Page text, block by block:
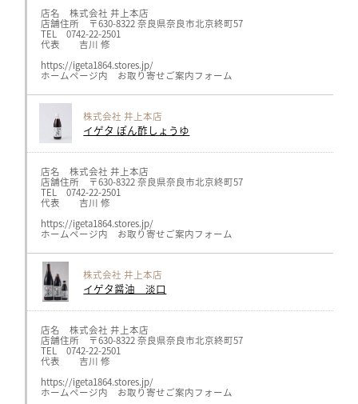
愛知県名古屋市千種区千種2丁目16-13 イオンタウン1F
TEL:052-715-7107
おとうふ湯葉いしかわ
イオンモール長久手店
〒480-1127
愛知県長久手市菅池167 1F 1008区画
TEL:0561-76-7532
おとうふ湯葉いしかわ
イオンモール津南店
〒514-0817
三重県津市高茶屋小森町145 イオンモール津南1F
TEL:059-253-2919
おとうふ湯葉いしかわ
市川ニッケコルトンプラザ店
〒272-0015
千葉県市川市鬼高1丁目1-1 ニッケコルトンプラザ2F ダイエー館内
TEL:047-370-5551
KODOMOG おとうふ工房いしかわ
弥生台店
〒245-0008
神奈川県横浜市泉区弥生台16-3 (KNOCKS 横浜弥生台)
TEL:045-443-6012
りんねしゃ立込店
〒496-0044
愛知県津島市立込町2丁目27
TEL:0567-26-3979
http://www.rinnesha.com/
りんねしゃ宇治店
〒496-0008
愛知県津島市宇治町天王前80-2
TEL:0567-24-6580
http://www.rinnesha.com/
GOOD NATURE STATION
〒600-8022
京都市下京区河原町通四条下ル2丁目稲荷町318番6
https://goodnaturestation.com/
Premarché Organics 京都三条 〒604-8331
京都府京都市中京区御供町294
・MINA&SONS Patisserie
〒697-0023島根県浜田市長沢町747－5
・Gallery & Cafe FUN
〒697-1337島根県浜田市西村町1069－1
〒697-0037島根県浜田市新町54－1
・浜田黒川郵便局
・はまだお魚市場（山陰浜田港公設市場）
〒697-0017島根県浜田市原井町3050-46
・select shop Le lien
〒697-0022島根県浜田市浅井町93-13
・スーパーキヌヤ 二宮店
〒694-0042島根県大田市長久町 稲用192-6
・ふるさと納税 浜田市特設サイト ふるさとチョイス Rakutenふる
店名 株式会社 井上本店
店舗住所 〒630-8322 奈良県奈良市北京終町57
TEL 0742-22-2501
代表 吉川 修
https://igeta1864.stores.jp/
ホームページ内 お取り寄せご案内フォーム
株式会社 井上本店
イゲタ ぽん酢しょうゆ
店名 株式会社 井上本店
店舗住所 〒630-8322 奈良県奈良市北京終町57
TEL 0742-22-2501
代表 吉川 修
https://igeta1864.stores.jp/
ホームページ内 お取り寄せご案内フォーム
株式会社 井上本店
イゲタ醤油 淡口
店名 株式会社 井上本店
店舗住所 〒630-8322 奈良県奈良市北京終町57
TEL 0742-22-2501
代表 吉川 修
https://igeta1864.stores.jp/
ホームページ内 お取り寄せご案内フォーム